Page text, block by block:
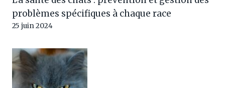
problèmes spécifiques à chaque race
25 juin 2024